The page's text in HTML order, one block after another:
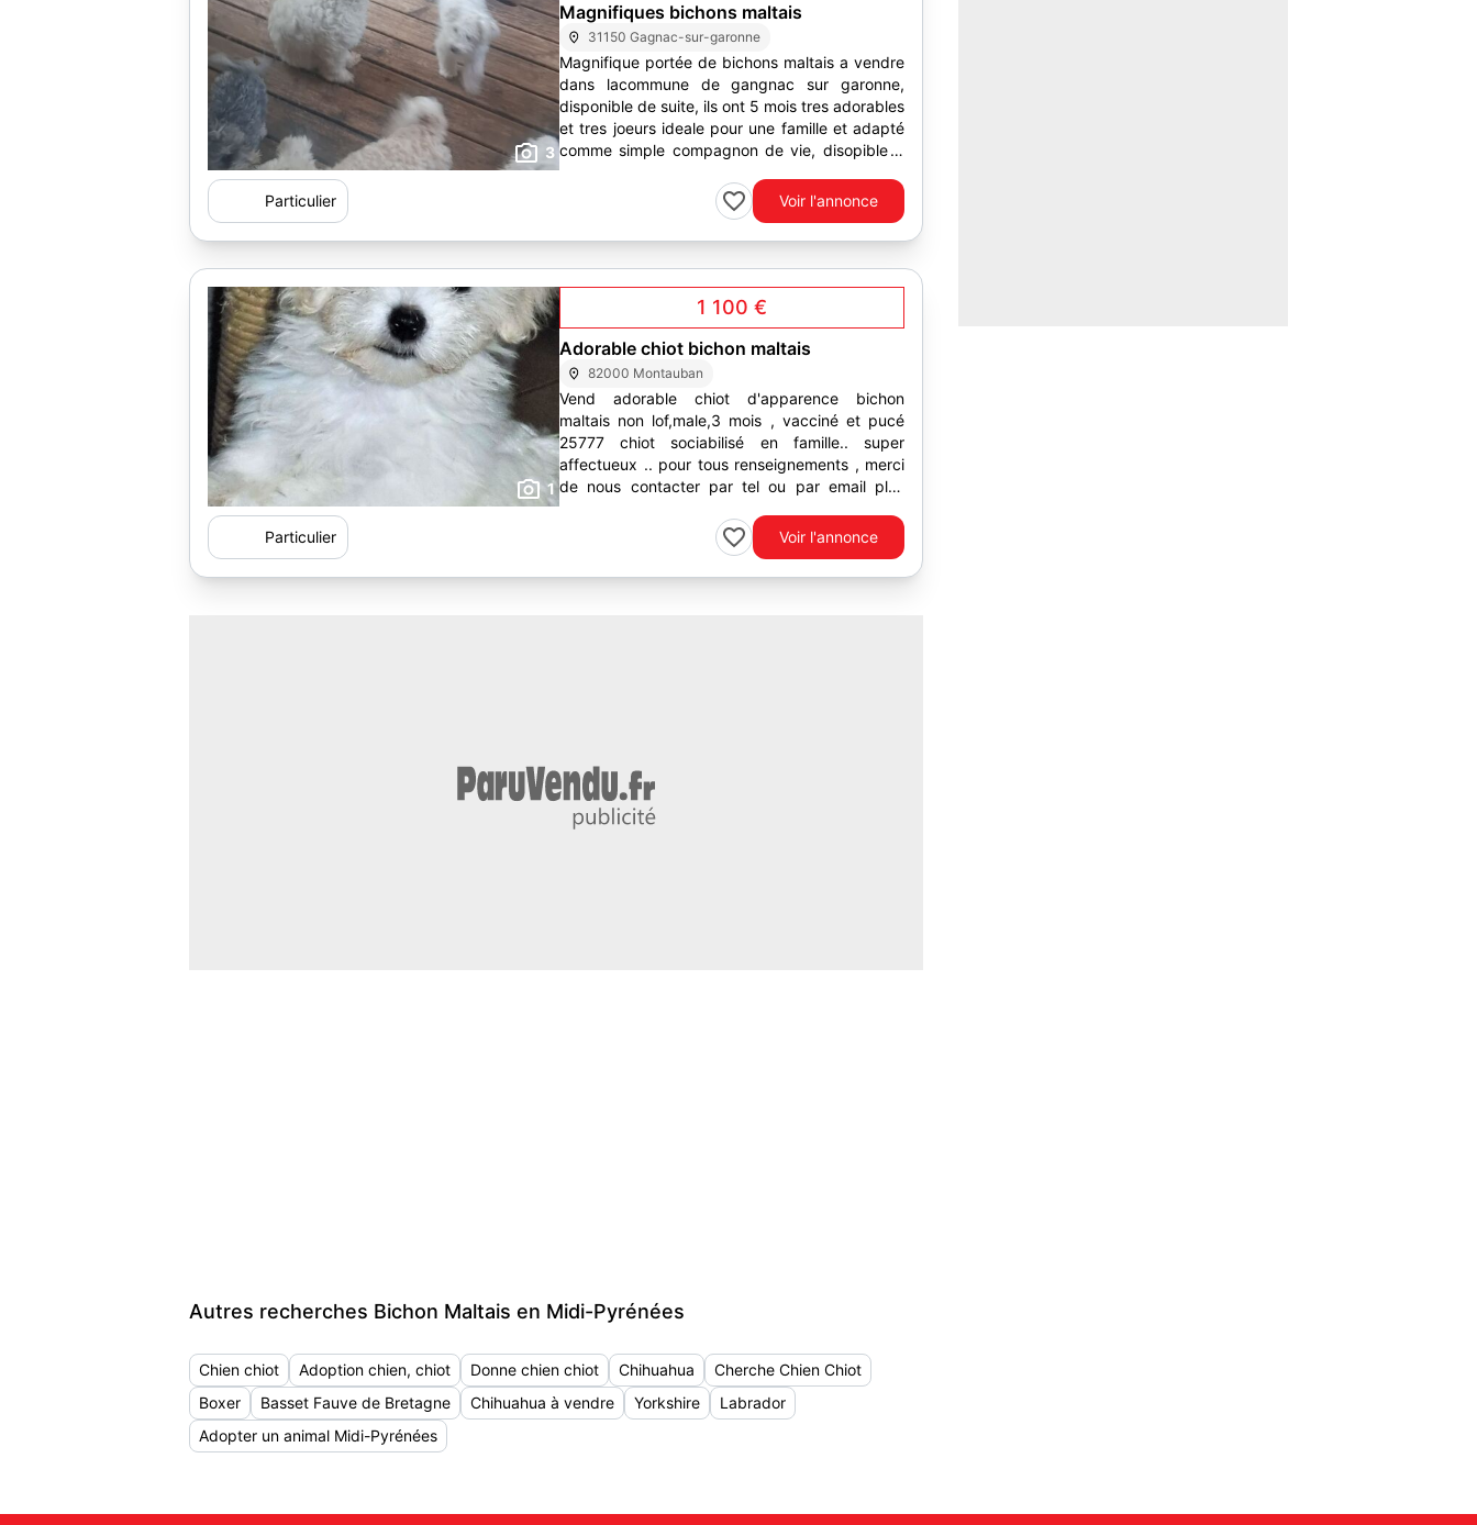
3
Magnifiques bichons maltais
31150 Gagnac-sur-garonne
Magnifique portée de bichons maltais a vendre
dans lacommune de gangnac sur garonne,
disponible de suite, ils ont 5 mois tres adorables
et tres joeurs ideale pour une famille et adapté
comme simple compagnon de vie, disopible 3
Particulier
Voir l'annonce
1
1 100 €
Adorable chiot bichon maltais
82000 Montauban
Vend adorable chiot d'apparence bichon
maltais non lof,male,3 mois , vacciné et pucé
25777 chiot sociabilisé en famille.. super
affectueux .. pour tous renseignements , merci
de nous contacter par tel ou par email plus
Particulier
Voir l'annonce
Autres recherches Bichon Maltais en Midi-Pyrénées
Chien chiot Adoption chien, chiot Donne chien chiot Chihuahua
Cherche Chien Chiot
Boxer
Basset Fauve de Bretagne Chihuahua à vendre Yorkshire
Labrador
Adopter un animal Midi-Pyrénées